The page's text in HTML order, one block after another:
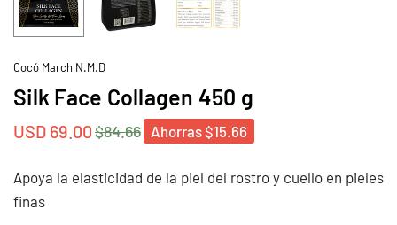
Cocó March N.M.D
Silk Face Collagen 450 g
Precio
USD 69.00$84.66 Ahorras$15.66
Apoya la elasticidad de la piel del rostro y cuello en pieles
finas